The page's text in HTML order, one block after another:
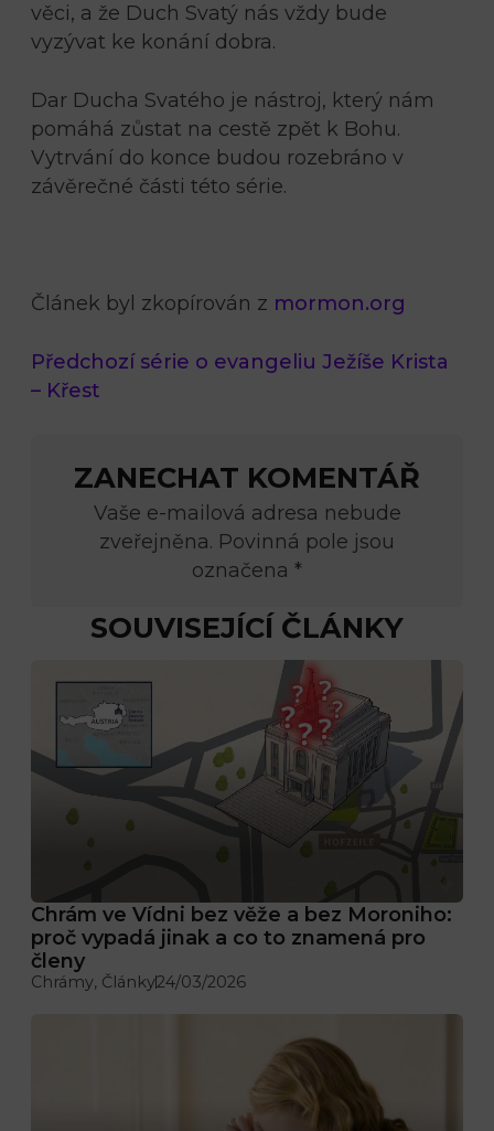
věci, a že Duch Svatý nás vždy bude
vyzývat ke konání dobra.
Dar Ducha Svatého je nástroj, který nám
pomáhá zůstat na cestě zpět k Bohu.
Vytrvání do konce budou rozebráno v
závěrečné části této série.
Článek byl zkopírován z mormon.org
Předchozí série o evangeliu Ježíše Krista
– Křest
ZANECHAT KOMENTÁŘ
Vaše e-mailová adresa nebude
zveřejněna. Povinná pole jsou
označena *
SOUVISEJÍCÍ ČLÁNKY
Chrám ve Vídni bez věže a bez Moroniho:
proč vypadá jinak a co to znamená pro
členy
Chrámy, Články24/03/2026